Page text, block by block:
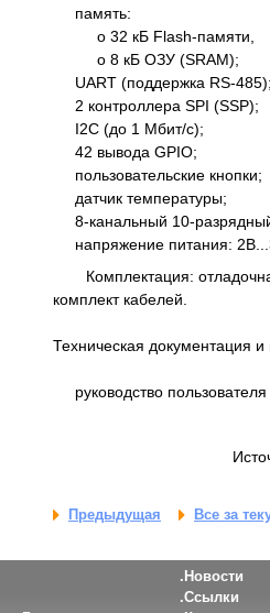
память:
o 32 кБ Flash-памяти,
o 8 кБ ОЗУ (SRAM);
UART (поддержка RS-485);
2 контроллера SPI (SSP);
I2C (до 1 Мбит/c);
42 вывода GPIO;
пользовательские кнопки;
датчик температуры;
8-канальный 10-
напряжение питания:
Комплектация:
комплект кабелей.
Техническая документация
руководство пользователя
Предыдущая Все за
Новости
Ссылки